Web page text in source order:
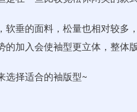
垂的面料，松量也相对较多
加入会使袖型更立体，整体版
选择适合的袖版型~